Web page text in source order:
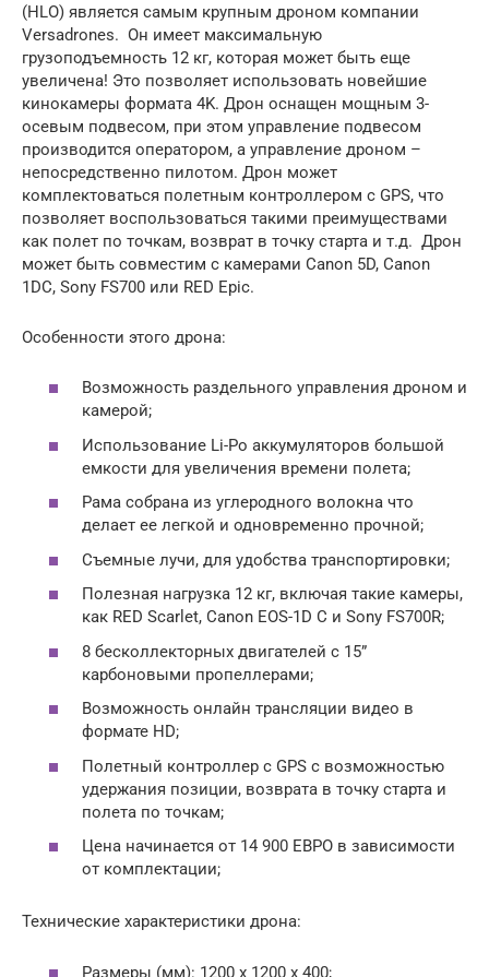
(HLO) является самым крупным дроном компании
Versadrones. Он имеет максимальную
грузоподъемность 12 кг, которая может быть еще
увеличена! Это позволяет использовать новейшие
кинокамеры формата 4K. Дрон оснащен мощным 3-
осевым подвесом, при этом управление подвесом
производится оператором, а управление дроном –
непосредственно пилотом. Дрон может
комплектоваться полетным контроллером с GPS, что
позволяет воспользоваться такими преимуществами
как полет по точкам, возврат в точку старта и т.д. Дрон
может быть совместим с камерами Canon 5D, Canon
1DC, Sony FS700 или RED Epic.
Особенности этого дрона:
Возможность раздельного управления дроном и
камерой;
Использование Li-Po аккумуляторов большой
емкости для увеличения времени полета;
Рама собрана из углеродного волокна что
делает ее легкой и одновременно прочной;
Съемные лучи, для удобства транспортировки;
Полезная нагрузка 12 кг, включая такие камеры,
как RED Scarlet, Canon EOS-1D C и Sony FS700R;
8 бесколлекторных двигателей с 15”
карбоновыми пропеллерами;
Возможность онлайн трансляции видео в
формате HD;
Полетный контроллер с GPS с возможностью
удержания позиции, возврата в точку старта и
полета по точкам;
Цена начинается от 14 900 ЕВРО в зависимости
от комплектации;
Технические характеристики дрона:
Размеры (мм): 1200 x 1200 x 400;